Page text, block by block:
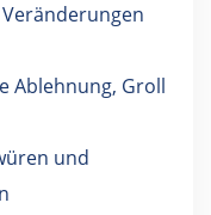
Ablehnung, Groll
und